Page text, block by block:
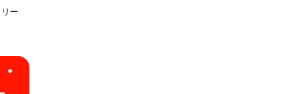
ー